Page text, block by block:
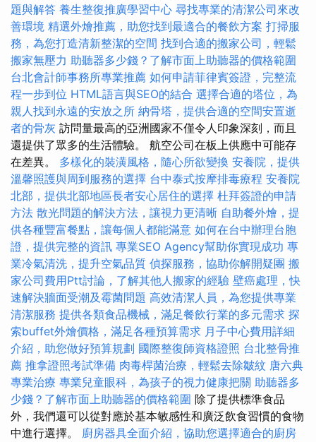
題與解答 養生整復推廣學習中心 尋找專業的清潔公司來改
善環境 精選外燴推薦，助您找到最適合的餐飲方案 打掃服
務，為您打造清新整潔的空間 找到合適的搬家公司，輕鬆
搬家無壓力 助聽器多少錢？了解市面上助聽器的價格範圍
台北會計師事務所專業推薦 如何申請菲律賓簽證，完整流
程一步到位 HTML語言與SEO的結合 選擇合適的塔位，為
親人找到永遠的安放之所 納骨塔，提供合適的空間安置逝
者的骨灰 訪問量最高的亞洲國家不僅令人印象深刻，而且
還提供了眾多的生活體驗。 航空公司在板上供應中可能存
在差異。 多樣化的裝潢風格，隨心所欲變換 安養院，提供
溫馨照護與周到服務的選擇 台中泰式按摩排毒療程 安養院
北部，提供北部地區長者安心居住的選擇 杜拜簽證的申請
方法 散光問題的解決方法，讓視力更清晰 自助餐外燴，提
供各種豐富餐點，讓每個人都能滿意 如何在台中辦理台胞
證，提供完整的資訊 專業SEO Agency幫助你實現成功 專
業冷氣清洗，提升空氣品質 偵探服務，協助你解開疑團 搬
家公司費用Ptt討論，了解其他人搬家的經驗 壁癌處理，快
速解決牆面受潮及霉菌問題 高效清潔人員，為您提供專業
清潔服務 提供各類食品機械，滿足餐飲行業的多元需求 探
索buffet外燴價格，滿足各種預算需求 月子中心費用詳細
介紹，助您做好預算規劃 國際整復師資格證照 台北整骨推
薦 推拿證照考試準備 肉毒桿菌治療，輕鬆去除皺紋 唐六典
專業治療 專業兒童眼科，為孩子的視力健康把關 助聽器多
少錢？了解市面上助聽器的價格範圍 除了提供標準食品
外，我們還可以從對應於基本敏感性和廣泛飲食習慣的食物
中進行選擇。 廚房器具全面介紹，協助您選擇適合的廚房